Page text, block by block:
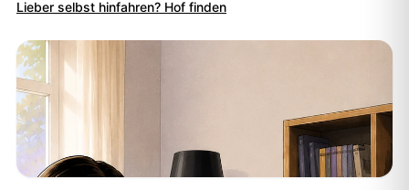
Lieber selbst hinfahren? Hof finden